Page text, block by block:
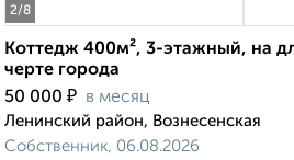
2/8
Коттедж 400м², 3-этажный, на
черте города
50 000 ₽ в месяц
Ленинский район, Вознесенская
Собственник, 06.08.2026